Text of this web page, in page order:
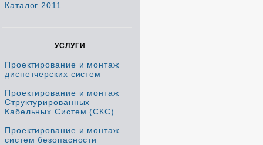
Каталог 2011
УСЛУГИ
Проектирование и монтаж
диспетчерских систем
Проектирование и монтаж
Структурированных
Кабельных Систем (СКС)
Проектирование и монтаж
систем безопасности